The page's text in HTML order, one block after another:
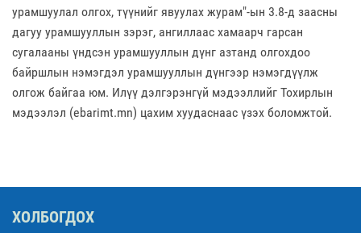
урамшуулал олгох, түүнийг явуулах журам"-ын 3.8-д заасны
дагуу урамшууллын зэрэг, ангиллаас хамаарч гарсан
сугалааны үндсэн урамшууллын дүнг азтанд олгохдоо
байршлын нэмэгдэл урамшууллын дүнгээр нэмэгдүүлж
олгож байгаа юм. Илүү дэлгэрэнгүй мэдээллийг Тохирлын
мэдээлэл (ebarimt.mn) цахим хуудаснаас үзэх боломжтой.
ХОЛБОГДОХ